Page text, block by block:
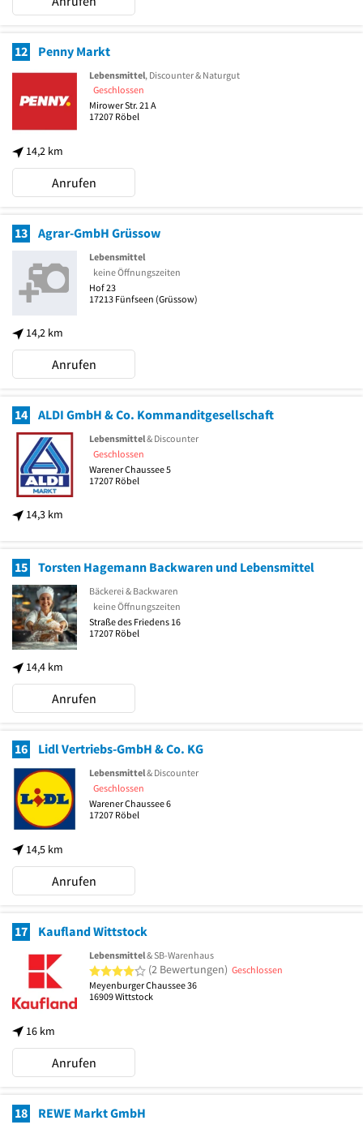
12 Penny Markt
14,2 km
Lebensmittel, Discounter & Naturgut
Geschlossen
Mirower Str. 21 A
17207 Röbel
Anrufen
13 Agrar-GmbH Grüssow
14,2 km
Lebensmittel
keine Öffnungszeiten
Hof 23
17213 Fünfseen (Grüssow)
Anrufen
14 ALDI GmbH & Co. Kommanditgesellschaft
14,3 km
Lebensmittel& Discounter
Geschlossen
Warener Chaussee 5
17207 Röbel
15 Torsten Hagemann Backwaren und Lebensmittel
14,4 km
Bäckerei & Backwaren
keine Öffnungszeiten
Straße des Friedens 16
17207 Röbel
Anrufen
16 Lidl Vertriebs-GmbH & Co. KG
14,5 km
Lebensmittel& Discounter
Geschlossen
Warener Chaussee 6
17207 Röbel
Anrufen
17 Kaufland Wittstock
16 km
Lebensmittel& SB-Warenhaus
4 von 5 Sternen
(2 Bewertungen) Geschlossen
Meyenburger Chaussee 36
16909Wittstock
Anrufen
18 REWE Markt GmbH